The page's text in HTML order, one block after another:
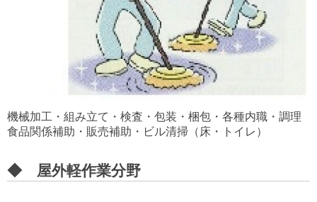
機械加工・組み立て・検査・包装・梱包・各種内職・調理
食品関係補助・販売補助・ビル清掃（床・トイレ）
◆ 屋外軽作業分野